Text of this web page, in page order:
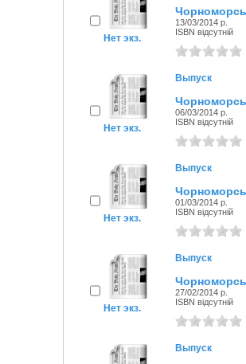
Нет экз.
13/03/2014 р.
ISBN відсутній
Нет экз.
Выпуск
06/03/2014 р.
ISBN відсутній
Нет экз.
Выпуск
01/03/2014 р.
ISBN відсутній
Нет экз.
Выпуск
27/02/2014 р.
ISBN відсутній
Выпуск